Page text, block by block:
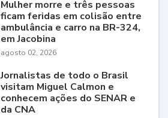
Mulher morre e três pessoas
ficam feridas em colisão entre
ambulância e carro na BR-324,
em Jacobina
agosto 02, 2026
Jornalistas de todo o Brasil
visitam Miguel Calmon e
conhecem ações do SENAR e
da CNA